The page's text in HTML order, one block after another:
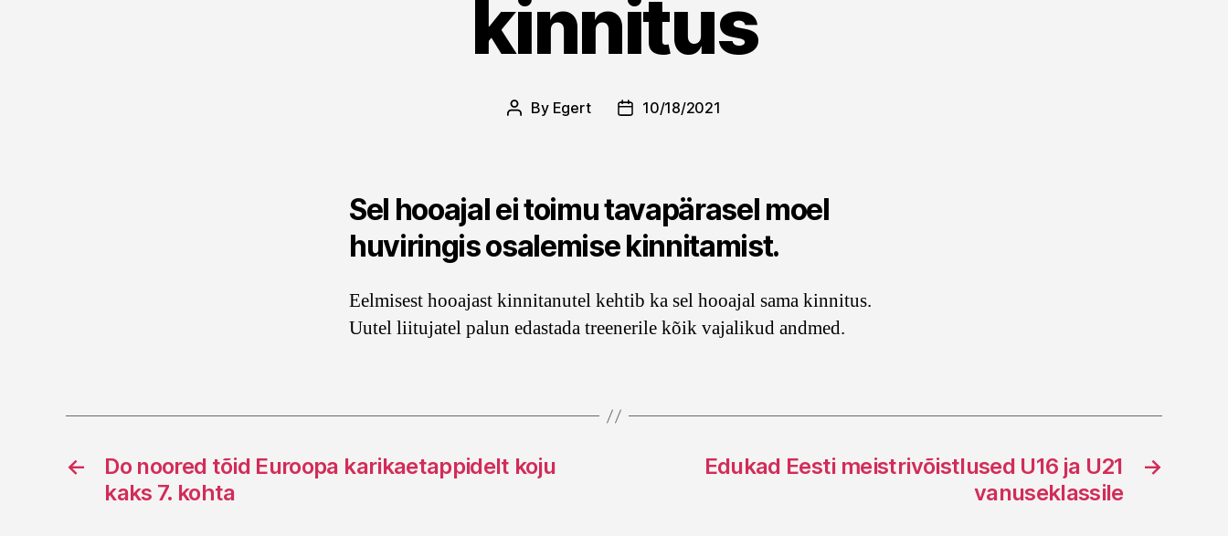
kinnitus
Post
By Egert
Post10/18/2021
Sel hooajal ei toimu tavapärasel moel
huviringis osalemise kinnitamist.
Eelmisest hooajast kinnitanutel kehtib ka sel hooajal sama kinnitus.
Uutel liitujatel palun edastada treenerile kõik vajalikud andmed.
←
Do noored tõid Euroopa karikaetappidelt koju
kaks 7. kohta
→
Edukad Eesti meistrivõistlused U16 ja U21
vanuseklassile